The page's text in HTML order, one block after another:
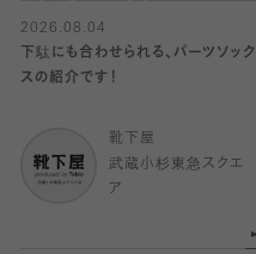
2026.08.04
下駄にも合わせられる、パーツソック
スの紹介です！
靴下屋
武蔵小杉東急スクエ
ア